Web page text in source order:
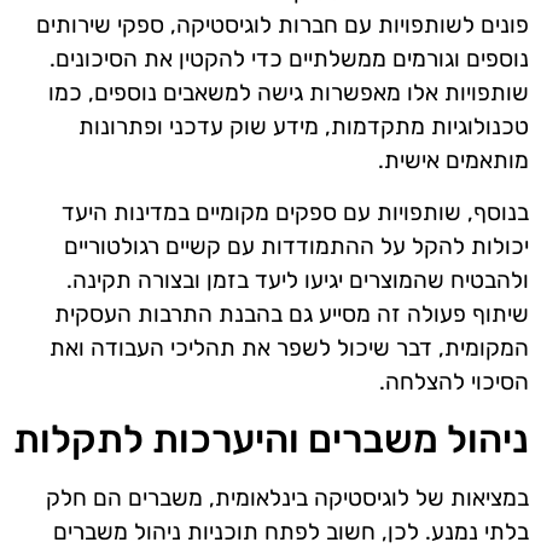
פונים לשותפויות עם חברות לוגיסטיקה, ספקי שירותים
נוספים וגורמים ממשלתיים כדי להקטין את הסיכונים.
שותפויות אלו מאפשרות גישה למשאבים נוספים, כמו
טכנולוגיות מתקדמות, מידע שוק עדכני ופתרונות
מותאמים אישית.
בנוסף, שותפויות עם ספקים מקומיים במדינות היעד
יכולות להקל על ההתמודדות עם קשיים רגולטוריים
ולהבטיח שהמוצרים יגיעו ליעד בזמן ובצורה תקינה.
שיתוף פעולה זה מסייע גם בהבנת התרבות העסקית
המקומית, דבר שיכול לשפר את תהליכי העבודה ואת
הסיכוי להצלחה.
ניהול משברים והיערכות לתקלות
במציאות של לוגיסטיקה בינלאומית, משברים הם חלק
בלתי נמנע. לכן, חשוב לפתח תוכניות ניהול משברים